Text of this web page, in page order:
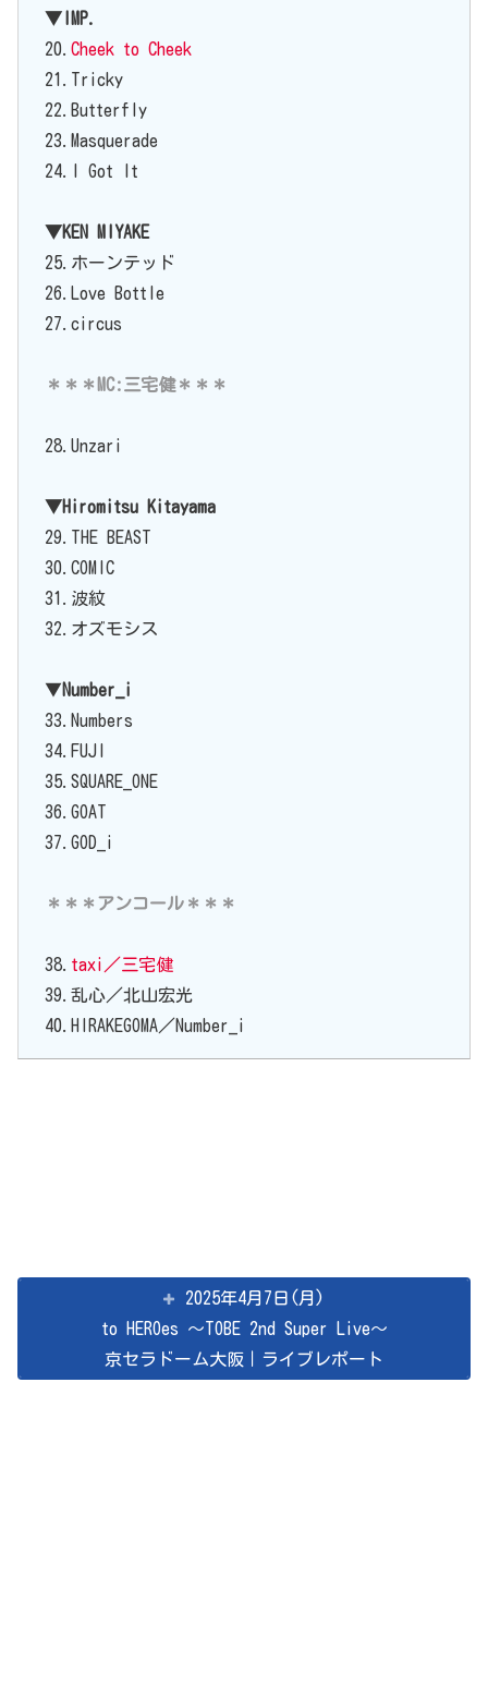
▼IMP.
20. Cheek to Cheek
21.Tricky
22.Butterfly
23.Masquerade
24.I Got It
▼KEN MIYAKE
25.ホーンテッド
26.Love Bottle
27.circus
＊＊＊MC:三宅健＊＊＊
28.Unzari
▼Hiromitsu Kitayama
29.THE BEAST
30.COMIC
31.波紋
32.オズモシス
▼Number_i
33.Numbers
34.FUJI
35.SQUARE_ONE
36.GOAT
37.GOD_i
＊＊＊アンコール＊＊＊
38. taxi／三宅健
39.乱心／北山宏光
40.HIRAKEGOMA／Number_i
2025年4月7日(月)
to HEROes ～TOBE 2nd Super Live～
京セラドーム大阪｜ライブレポート